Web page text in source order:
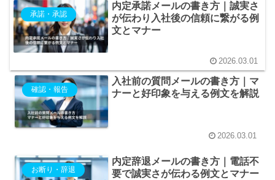
承諾・承認
内定承諾メールの書き方｜誠実さ
が伝わり入社後の信頼に繋がる例
文とマナー
2026.03.01
確認・報告
入社前の質問メールの書き方｜マ
ナーと好印象を与える例文を解説
2026.03.01
お断り・辞退
内定辞退メールの書き方｜電話不
要で誠実さが伝わる例文とマナー